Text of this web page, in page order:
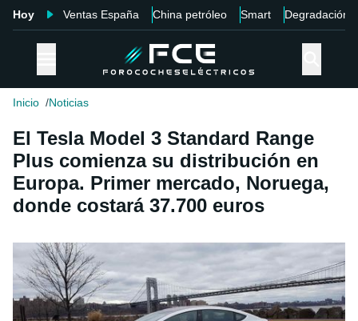
Hoy Ventas España China petróleo Smart Degradación
Inicio Noticias
El Tesla Model 3 Standard Range
Plus comienza su distribución en
Europa. Primer mercado, Noruega,
donde costará 37.700 euros